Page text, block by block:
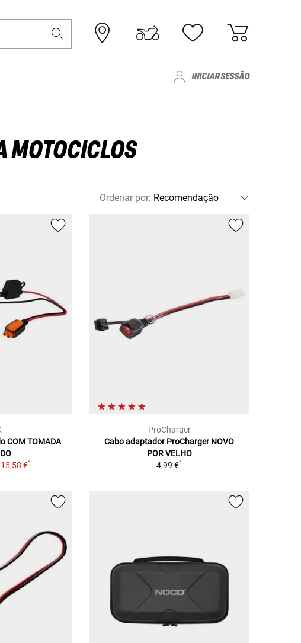
INICIAR SESSÃO
MOTOCICLOS
Ordenar por:
COM TOMADA
15,58 €1
ProCharger
Cabo adaptador ProCharger NOVO
POR VELHO
4,99 €1